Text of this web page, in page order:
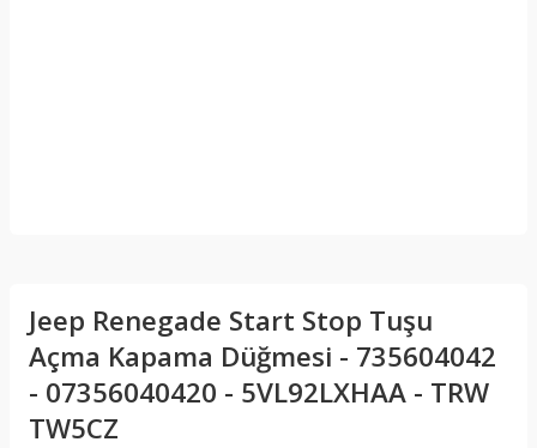
Jeep Renegade Start Stop Tuşu
Açma Kapama Düğmesi - 735604042
- 07356040420 - 5VL92LXHAA - TRW
TW5CZ